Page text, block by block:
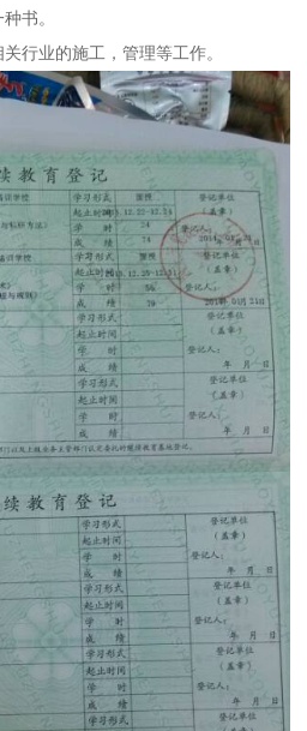
书。
行业的施工，管理等工作。